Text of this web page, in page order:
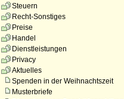
Steuern
Recht-Sonstiges
Preise
Handel
Dienstleistungen
Privacy
Aktuelles
Spenden in der Weihnachtszeit
Musterbriefe